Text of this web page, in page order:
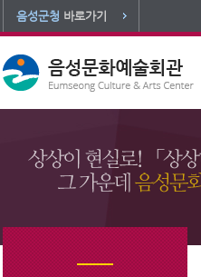
음성군청 바로가기